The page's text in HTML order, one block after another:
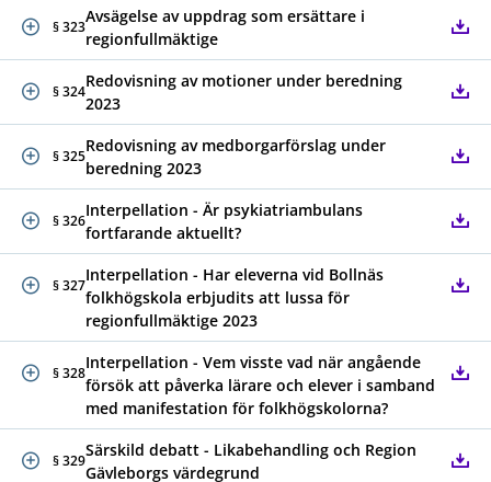
§ 323
Avsägelse av uppdrag som ersättare i
regionfullmäktige
§ 324
Redovisning av motioner under beredning
2023
§ 325
Redovisning av medborgarförslag under
beredning 2023
§ 326
Interpellation - Är psykiatriambulans
fortfarande aktuellt?
§ 327
Interpellation - Har eleverna vid Bollnäs
folkhögskola erbjudits att lussa för
regionfullmäktige 2023
§ 328
Interpellation - Vem visste vad när angående
försök att påverka lärare och elever i samband
med manifestation för folkhögskolorna?
§ 329
Särskild debatt - Likabehandling och Region
Gävleborgs värdegrund